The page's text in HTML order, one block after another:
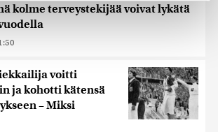
tarjoamamme sisällön ja mainosten
median ominaisuuksien
analysoimiseen. Lisäksi
median, mainosalan ja analytiikka-
tietoja siitä, miten käytät
voivat yhdistää näitä
joita olet antanut heille tai joita on
heidän palvelujaan. Tietoja
kolme terveystekijää voivat lykätä
voitti
ja kohotti kätensä
– Miksi